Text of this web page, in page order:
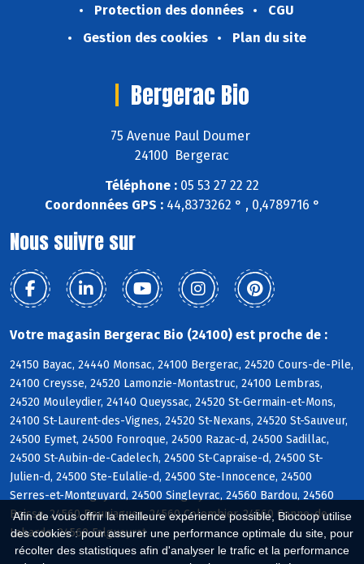
Afin de vous offrir la meilleure expérience possible, Biocoop utilise
des cookies : pour assurer une performance optimale du site, pour
récolter des statistiques afin d'analyser le trafic et la performance
Protection des données
CGU
Gestion des cookies
Plan du site
Bergerac Bio
75 Avenue Paul Doumer
24100 Bergerac
Téléphone : 05 53 27 22 22
Coordonnées GPS :44,8373262 ° , 0,4789716 °
Nous suivre sur
Votre magasin Bergerac Bio (24100) est proche de :
24150 Bayac, 24440 Monsac, 24100 Bergerac, 24520 Cours-de-Pile,
24100 Creysse, 24520 Lamonzie-Montastruc, 24100 Lembras,
24520 Mouleydier, 24140 Queyssac, 24520 St-Germain-et-Mons,
24100 St-Laurent-des-Vignes, 24520 St-Nexans, 24520 St-Sauveur,
24500 Eymet, 24500 Fonroque, 24500 Razac-d, 24500 Sadillac,
24500 St-Aubin-de-Cadelech, 24500 St-Capraise-d, 24500 St-
Julien-d, 24500 Ste-Eulalie-d, 24500 Ste-Innocence, 24500
Serres-et-Montguyard, 24500 Singleyrac, 24560 Bardou, 24560
Boisse, 24560 Bouniagues, 24560 Colombier, 24560 Conne-de-
Labarde, 24560 Falgueyrat